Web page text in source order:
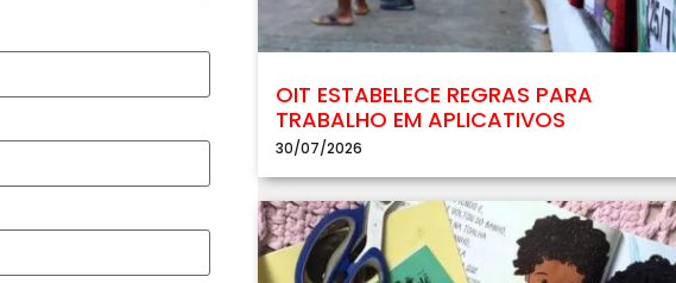
OIT ESTABELECE REGRAS PARA
TRABALHO EM APLICATIVOS
30/07/2026